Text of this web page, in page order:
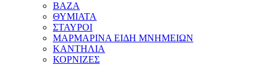
ΒΑΖΑ
ΘΥΜΙΑΤΑ
ΣΤΑΥΡΟΙ
ΜΑΡΜΑΡΙΝΑ ΕΙΔΗ ΜΝΗΜΕΙΩΝ
ΚΑΝΤΗΛΙΑ
ΚΟΡΝΙΖΕΣ